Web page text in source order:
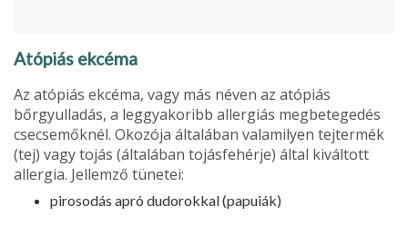
Atópiás ekcéma
Az atópiás ekcéma, vagy más néven az atópiás
bőrgyulladás, a leggyakoribb al­lergiás megbetegedés
csecsemőknél. Okozója általában valamilyen tejtermék
(tej) vagy tojás (általában tojásfehérje) által kiváltott
allergia. Jellemző tünetei:
pirosodás apró dudorokkal (papuiák)